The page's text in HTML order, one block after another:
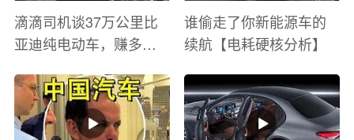
滴滴司机谈37万公里比
亚迪纯电动车，赚多少
有哪些？
谁偷走了你新能源车的
续航【电耗硬核分析】